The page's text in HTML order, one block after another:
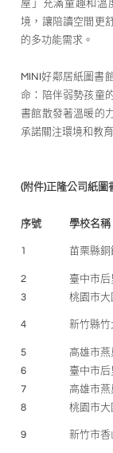
屋」充滿童趣和溫
境，讓陪讀空間更
的多功能需求。
MINI好鄰居紙圖書
命：陪伴弱勢孩童
書館散發著溫暖的
承諾關注環境和教
(附件)正隆公司紙圖
序號 學校名稱
1 苗栗縣
2 臺中市
3
桃園市
4 新竹縣
5 高雄市
6
臺中市
7
高雄市
8
桃園市
9 新竹市